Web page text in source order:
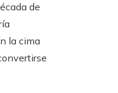
de
la cima